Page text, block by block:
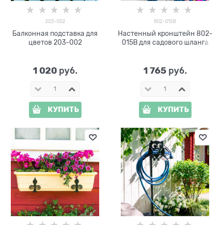
203-002
Балконная подставка для
цветов 203-002
1 020 руб.
КУПИТЬ
802-015B
Настенный кронштейн 802-
015B для садового шланга
1 765 руб.
КУПИТЬ